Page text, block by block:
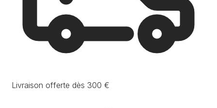
Livraison offerte dès 300 €